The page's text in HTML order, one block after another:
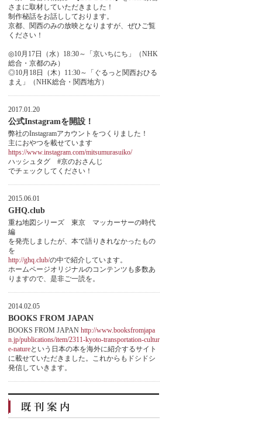
さまに取材していただきました！
制作秘話をお話ししております。
京都、関西のみの放映となりますが、ぜひご覧
ください！
◎10月17日（水）18:30～「京いちにち」（NHK
総合・京都のみ）
◎10月18日（木）11:30～「ぐるっと関西おひる
まえ」（NHK総合・関西地方）
2017.01.20
公式Instagramを開設！
弊社のInstagramアカウントをつくりました！
主におやつを載せています
https://www.instagram.com/mitsumurasuiko/
ハッシュタグ #京のおさんじ
でチェックしてください！
2015.06.01
GHQ.club
重ね地図シリーズ 東京 マッカーサーの時代
編
を発売しましたが、本で語りきれなかったもの
を
http://ghq.club/の中で紹介しています。
ホームページオリジナルのコンテンツも多数あ
りますので、是非ご一読を。
2014.02.05
BOOKS FROM JAPAN
BOOKS FROM JAPAN http://www.booksfromjapa
n.jp/publications/item/2311-kyoto-transportation-cultur
e-natureという日本の本を海外に紹介するサイト
に載せていただきました。これからもドシドシ
発信していきます。